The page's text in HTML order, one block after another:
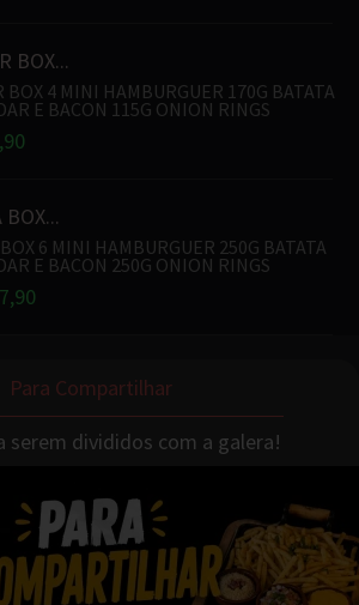
BOX...
BOX 4 MINI HAMBURGUER 170G BATATA
E BACON 115G ONION RINGS
BOX...
6 MINI HAMBURGUER 250G BATATA
E BACON 250G ONION RINGS
Para Compartilhar
serem divididos com a galera!